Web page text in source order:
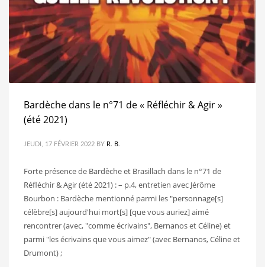
Bardèche dans le n°71 de « Réfléchir & Agir »
(été 2021)
JEUDI, 17 FÉVRIER 2022 BY R. B.
Forte présence de Bardèche et Brasillach dans le n°71 de
Réfléchir & Agir (été 2021) : – p.4, entretien avec Jérôme
Bourbon : Bardèche mentionné parmi les "personnage[s]
célèbre[s] aujourd'hui mort[s] [que vous auriez] aimé
rencontrer (avec, "comme écrivains", Bernanos et Céline) et
parmi "les écrivains que vous aimez" (avec Bernanos, Céline et
Drumont) ;